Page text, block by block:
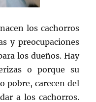
los cachorros
y preocupaciones
los dueños. Hay
o porque su
pobre, carecen del
a los cachorros.